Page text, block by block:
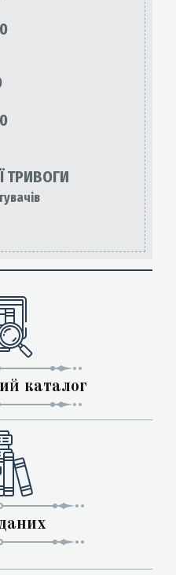
ТРИВОГИ
каталог